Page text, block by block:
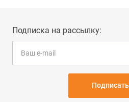
Подписка на рассылку: